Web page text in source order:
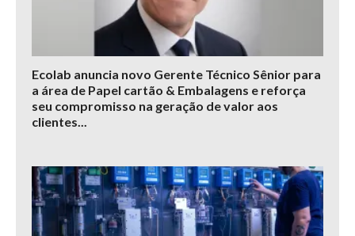
Ecolab anuncia novo Gerente Técnico Sênior para
a área de Papel cartão & Embalagens e reforça
seu compromisso na geração de valor aos
clientes...